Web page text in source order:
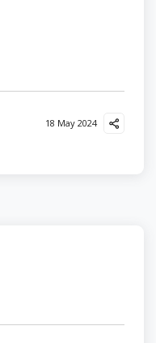
18 May 2024